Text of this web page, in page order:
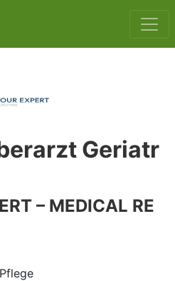
Geriatr
– MEDICAL RE